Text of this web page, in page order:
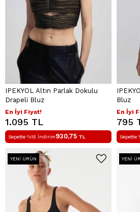
IPEKYOL Altın Parlak Dokulu
Drapeli Bluz
En İyi Fiyat!
1.095 TL
Sepette %15 İndirim930,75 TL
Bluz
En İyi
795
Sepette
YENI ÜRÜN YENI